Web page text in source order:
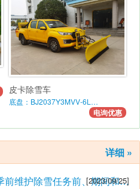
皮卡除雪车
底盘：BJ2037Y3MVV-6L…
电询优惠
详细 »
雪铲、撒布机和车辆的维护季前维护除雪任务前、期间和之后的维护要点
[2023/09/25]